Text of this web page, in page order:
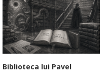
Biblioteca lui Pavel